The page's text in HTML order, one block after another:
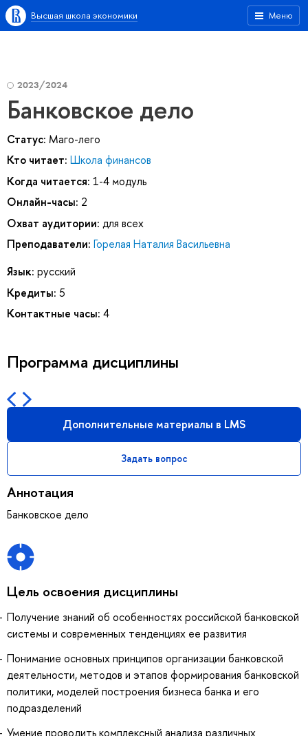
Меню
Высшая школа экономики
2023/2024
Банковское дело
Статус: Маго-лего
Кто читает: Школа финансов
Когда читается: 1-4 модуль
Онлайн-часы: 2
Охват аудитории: для всех
Преподаватели: Горелая Наталия Васильевна
Язык: русский
Кредиты: 5
Контактные часы: 4
Программа дисциплины
Дополнительные материалы в LMS
Задать вопрос
Аннотация
Банковское дело
Цель освоения дисциплины
Получение знаний об особенностях российской банковской
системы и современных тенденциях ее развития
Понимание основных принципов организации банковской
деятельности, методов и этапов формирования банковской
политики, моделей построения бизнеса банка и его
подразделений
Умение проводить комплексный анализа различных